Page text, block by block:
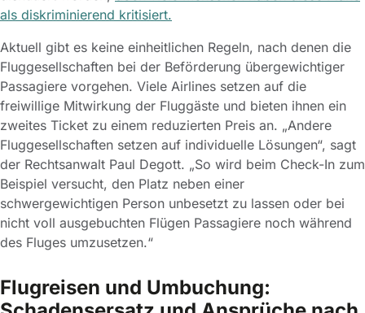
als diskriminierend kritisiert.
Aktuell gibt es keine einheitlichen Regeln, nach denen die
Fluggesellschaften bei der Beförderung übergewichtiger
Passagiere vorgehen. Viele Airlines setzen auf die
freiwillige Mitwirkung der Fluggäste und bieten ihnen ein
zweites Ticket zu einem reduzierten Preis an. „Andere
Fluggesellschaften setzen auf individuelle Lösungen“, sagt
der Rechtsanwalt Paul Degott. „So wird beim Check-In zum
Beispiel versucht, den Platz neben einer
schwergewichtigen Person unbesetzt zu lassen oder bei
nicht voll ausgebuchten Flügen Passagiere noch während
des Fluges umzusetzen.“
Flugreisen und Umbuchung: